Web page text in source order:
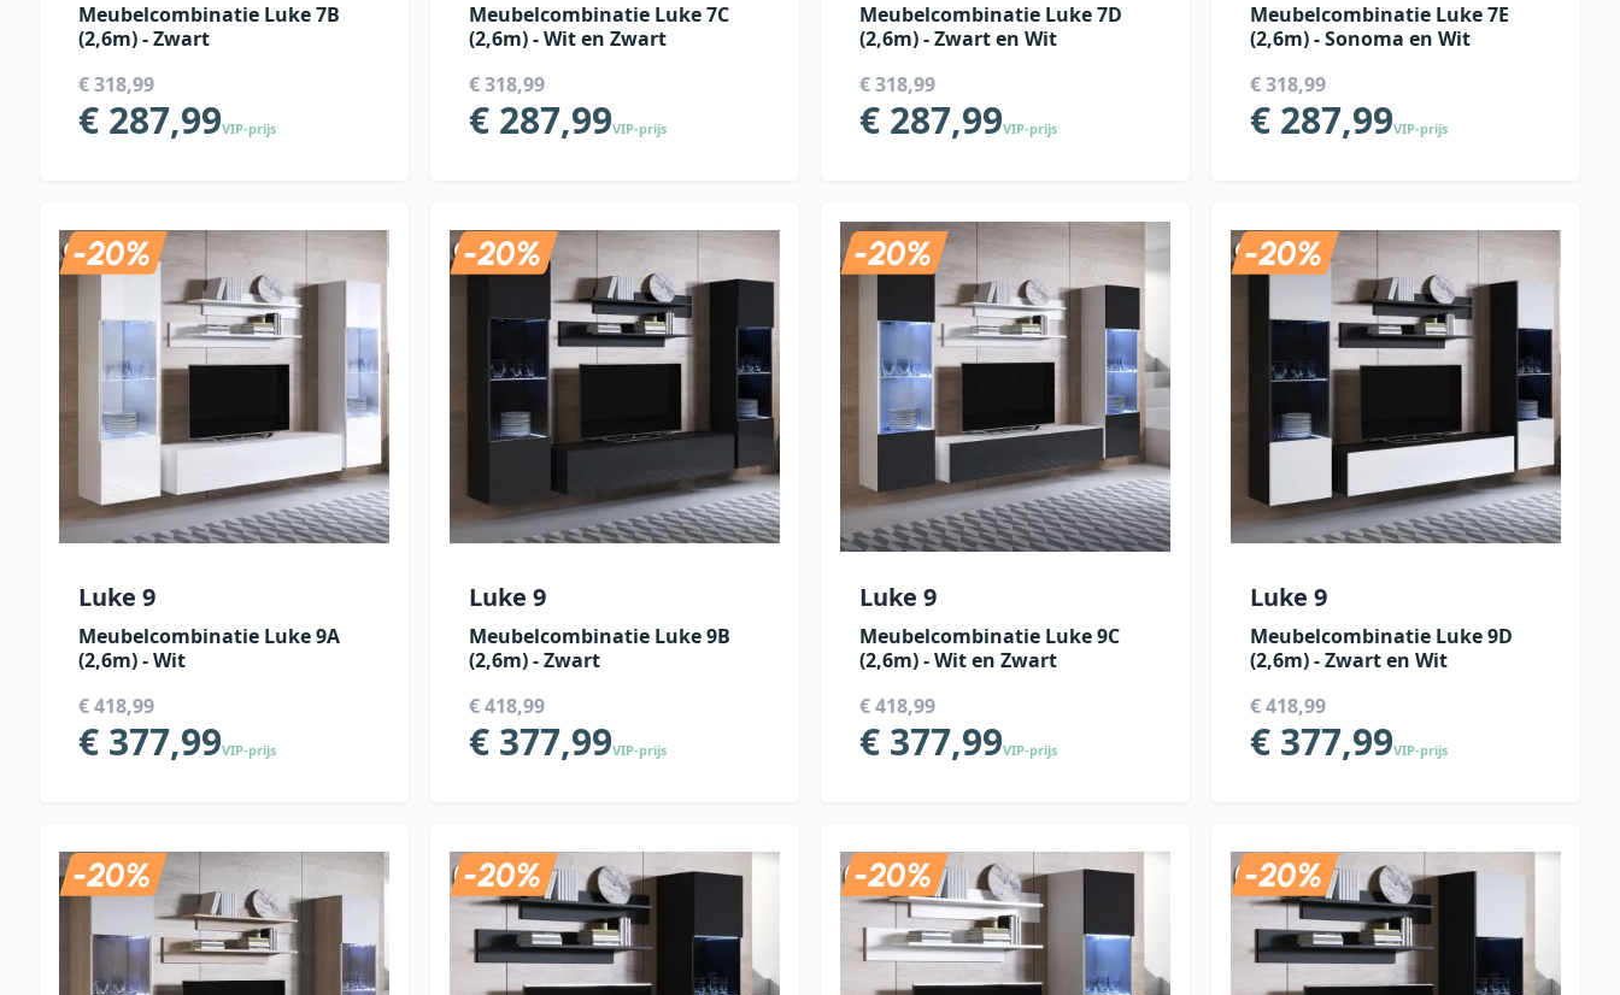
Meubelcombinatie Luke 7B
(2,6m) - Zwart
€ 318,99
€ 287,99VIP-prijs
Meubelcombinatie Luke 7C
(2,6m) - Wit en Zwart
€ 318,99
€ 287,99VIP-prijs
Meubelcombinatie Luke 7D
(2,6m) - Zwart en Wit
€ 318,99
€ 287,99VIP-prijs
Meubelcombinatie Luke 7E
(2,6m) - Sonoma en Wit
€ 318,99
€ 287,99VIP-prijs
Luke 9
Meubelcombinatie Luke 9A
(2,6m) - Wit
€ 418,99
€ 377,99VIP-prijs
Luke 9
Meubelcombinatie Luke 9B
(2,6m) - Zwart
€ 418,99
€ 377,99VIP-prijs
Luke 9
Meubelcombinatie Luke 9C
(2,6m) - Wit en Zwart
€ 418,99
€ 377,99VIP-prijs
Luke 9
Meubelcombinatie Luke 9D
(2,6m) - Zwart en Wit
€ 418,99
€ 377,99VIP-prijs